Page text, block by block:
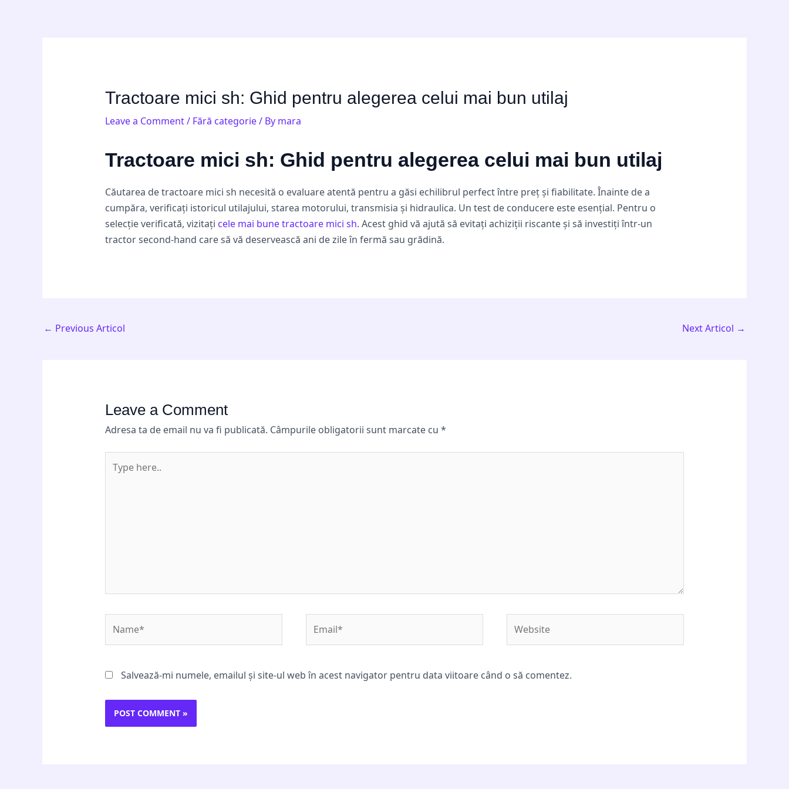
Tractoare mici sh: Ghid pentru alegerea celui mai bun utilaj
Leave a Comment/ Fără categorie/ By mara
Tractoare mici sh: Ghid pentru alegerea celui mai bun utilaj
Căutarea de tractoare mici sh necesită o evaluare atentă pentru a găsi echilibrul perfect între preț și fiabilitate. Înainte de a
cumpăra, verificați istoricul utilajului, starea motorului, transmisia și hidraulica. Un test de conducere este esențial. Pentru o
selecție verificată, vizitați cele mai bune tractoare mici sh. Acest ghid vă ajută să evitați achiziții riscante și să investiți într-un
tractor second-hand care să vă deservească ani de zile în fermă sau grădină.
← Previous Articol Next Articol →
Leave a Comment
Adresa ta de email nu va fi publicată. Câmpurile obligatorii sunt marcate cu *
here..
Salvează-mi numele, emailul și site-ul web în acest navigator pentru data viitoare când o să comentez.